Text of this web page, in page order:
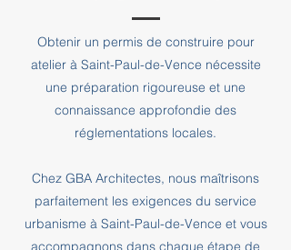
Obtenir un permis de construire pour
atelier à Saint-Paul-de-Vence nécessite
une préparation rigoureuse et une
connaissance approfondie des
réglementations locales.
Chez GBA Architectes, nous maîtrisons
parfaitement les exigences du service
urbanisme à Saint-Paul-de-Vence et vous
accompagnons dans chaque étape de